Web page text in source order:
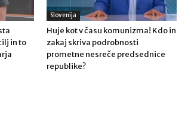
in to
Slovenija
Huje kot v času komunizma! Kdo in
zakaj skriva podrobnosti
prometne nesreče predsednice
republike?